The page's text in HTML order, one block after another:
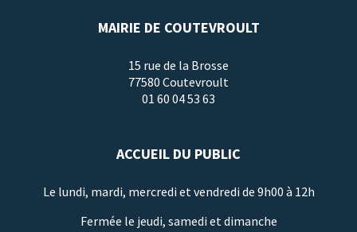
MAIRIE DE COUTEVROULT
15 rue de la Brosse
77580 Coutevroult
01 60 04 53 63
ACCUEIL DU PUBLIC
Le lundi, mardi, mercredi et vendredi de 9h00 à 12h
Fermée le jeudi, samedi et dimanche